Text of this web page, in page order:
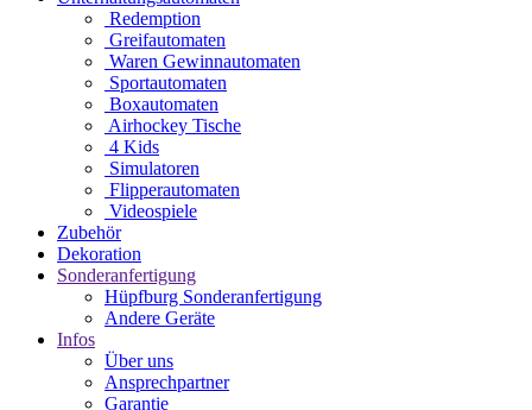
Redemption
Greifautomaten
Waren Gewinnautomaten
Sportautomaten
Boxautomaten
Airhockey Tische
4 Kids
Simulatoren
Flipperautomaten
Videospiele
Zubehör
Dekoration
Sonderanfertigung
Hüpfburg Sonderanfertigung
Andere Geräte
Infos
Über uns
Ansprechpartner
Garantie